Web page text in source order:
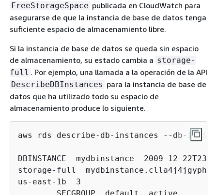
FreeStorageSpace publicada en CloudWatch para
asegurarse de que la instancia de base de datos tenga
suficiente espacio de almacenamiento libre.
Si la instancia de base de datos se queda sin espacio
de almacenamiento, su estado cambia a storage-
full . Por ejemplo, una llamada a la operación de la API
DescribeDBInstances para la instancia de base de
datos que ha utilizado todo su espacio de
almacenamiento produce lo siguiente.
aws rds describe-db-instances --db-
DBINSTANCE  mydbinstance  2009-12-
storage-full
us-east-1b  3